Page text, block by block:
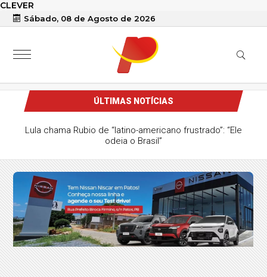
CLEVER
Sábado, 08 de Agosto de 2026
ÚLTIMAS NOTÍCIAS
Lula chama Rubio de “latino-americano frustrado”: “Ele
odeia o Brasil”